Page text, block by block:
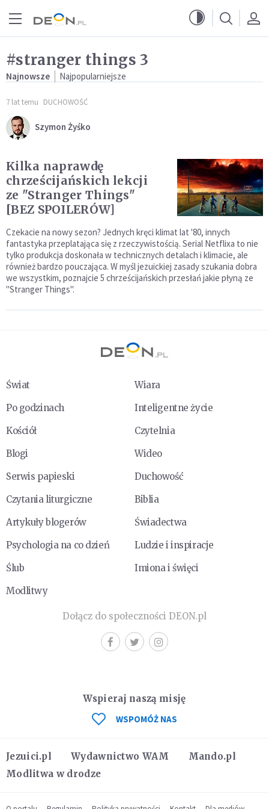
#stranger things 3
Najnowsze Najpopularniejsze
7 lat temu DUCHOWOŚĆ
Szymon Żyśko
Kilka naprawdę
chrześcijańskich lekcji
ze "Stranger Things"
[BEZ SPOILERÓW]
Czekacie na nowy sezon? Jednych kręci klimat lat '80, innych
fantastyka przeplatająca się z rzeczywistością. Serial Netflixa to nie
tylko produkcja doskonała w technicznych detalach i klimacie, ale
również bardzo pouczająca. W myśl jezuickiej zasady szukania dobra
we wszystkim, poznajcie 5 chrześcijańskich przesłań jakie płyną ze
"Stranger Things".
Świat
Wiara
Po godzinach
Inteligentne życie
Kościół
Czytelnia
Blogi
Wideo
Serwis papieski
Duchowość
Czytania liturgiczne
Biblia
Artykuły blogerów
Świadectwa
Psychologia na co dzień
Ludzie i inspiracje
Ślub
Imiona i święci
Modlitwy
Dołącz do społeczności DEON.pl
Jezuici.pl Wydawnictwo WAM
Mando.pl
Modlitwa w drodze
Wspieraj naszą misję
WSPOMÓŻ NAS